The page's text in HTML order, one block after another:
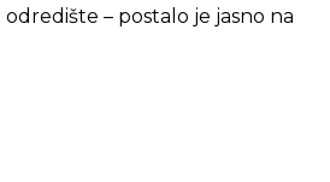
– postalo je jasno na